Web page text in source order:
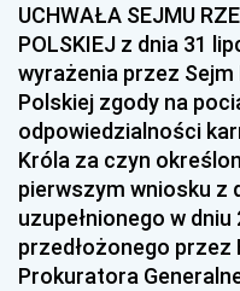
UCHWAŁA SEJMU
POLSKIEJ z dnia 31
wyrażenia przez
Polskiej zgody na
odpowiedzialności
Króla za czyn
pierwszym wniosku z
uzupełnionego w dniu
przedłożonego przez
Prokuratora